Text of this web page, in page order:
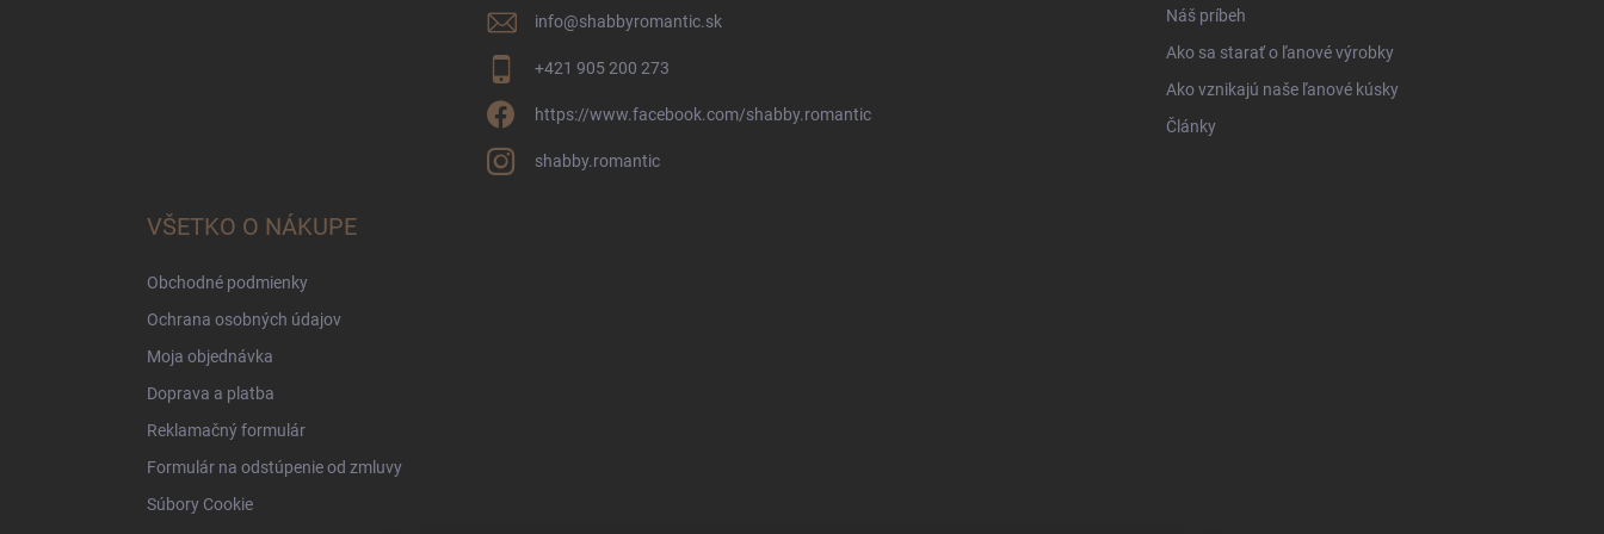
info@shabbyromantic.sk
+421 905 200 273
https://www.facebook.com/shabby.romantic
shabby.romantic
Náš príbeh
Ako sa starať o ľanové výrobky
Ako vznikajú naše ľanové kúsky
Články
VŠETKO O NÁKUPE
Obchodné podmienky
Ochrana osobných údajov
Moja objednávka
Doprava a platba
Reklamačný formulár
Formulár na odstúpenie od zmluvy
Súbory Cookie